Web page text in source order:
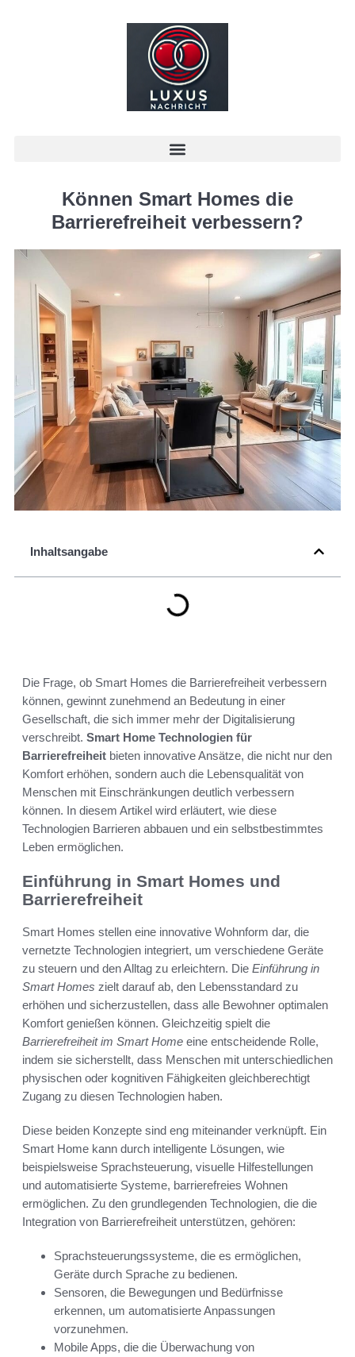
Können Smart Homes die
Barrierefreiheit verbessern?
Inhaltsangabe
Die Frage, ob Smart Homes die Barrierefreiheit verbessern
können, gewinnt zunehmend an Bedeutung in einer
Gesellschaft, die sich immer mehr der Digitalisierung
verschreibt. Smart Home Technologien für
Barrierefreiheit bieten innovative Ansätze, die nicht nur den
Komfort erhöhen, sondern auch die Lebensqualität von
Menschen mit Einschränkungen deutlich verbessern
können. In diesem Artikel wird erläutert, wie diese
Technologien Barrieren abbauen und ein selbstbestimmtes
Leben ermöglichen.
Einführung in Smart Homes und
Barrierefreiheit
Smart Homes stellen eine innovative Wohnform dar, die
vernetzte Technologien integriert, um verschiedene Geräte
zu steuern und den Alltag zu erleichtern. Die Einführung in
Smart Homes zielt darauf ab, den Lebensstandard zu
erhöhen und sicherzustellen, dass alle Bewohner optimalen
Komfort genießen können. Gleichzeitig spielt die
Barrierefreiheit im Smart Home eine entscheidende Rolle,
indem sie sicherstellt, dass Menschen mit unterschiedlichen
physischen oder kognitiven Fähigkeiten gleichberechtigt
Zugang zu diesen Technologien haben.
Diese beiden Konzepte sind eng miteinander verknüpft. Ein
Smart Home kann durch intelligente Lösungen, wie
beispielsweise Sprachsteuerung, visuelle Hilfestellungen
und automatisierte Systeme, barrierefreies Wohnen
ermöglichen. Zu den grundlegenden Technologien, die die
Integration von Barrierefreiheit unterstützen, gehören:
Sprachsteuerungssysteme, die es ermöglichen,
Geräte durch Sprache zu bedienen.
Sensoren, die Bewegungen und Bedürfnisse
erkennen, um automatisierte Anpassungen
vorzunehmen.
Mobile Apps, die die Überwachung von